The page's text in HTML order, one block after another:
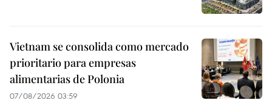
Vietnam se consolida como mercado
prioritario para empresas
alimentarias de Polonia
07/08/2026 03:59